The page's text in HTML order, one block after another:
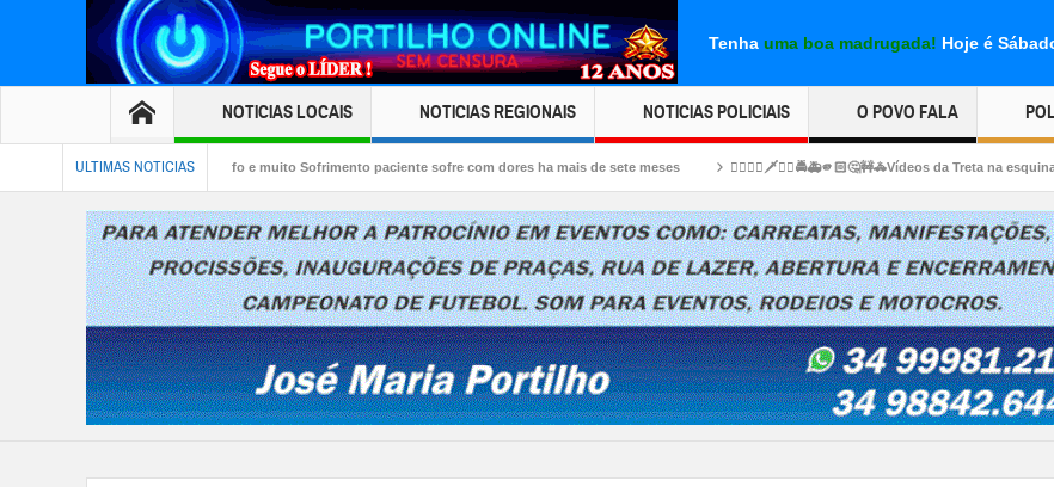
Tenha uma boa madrugada! Hoje é
NOTICIAS LOCAIS NOTICIAS REGIONAIS NOTICIAS POLICIAIS O POVO FALA
ULTIMAS NOTICIAS
e muito Sofrimento paciente sofre com dores ha mais de sete meses 👉🏻😱👀🗡️🔪🚨🚔🚑🫵🏻🤔🚧🚓Vídeos da Treta na esquina da rodoviária.
em enterro após matar filho por dívida